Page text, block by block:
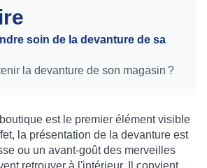
soin de la devanture de sa
la devanture de son magasin ?
est le premier élément visible
la présentation de la devanture est
ou un avant-goût des merveilles
retrouver à l'intérieur. Il convient